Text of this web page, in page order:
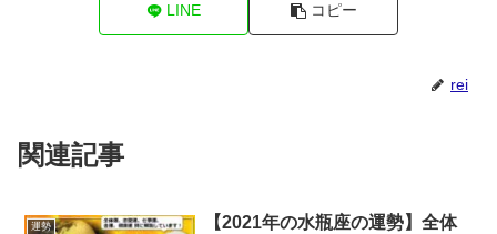
LINE コピー
rei
関連記事
運勢
【2021年の水瓶座の運勢】全体